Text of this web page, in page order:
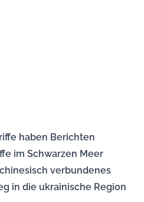
haben Berichten
im Schwarzen Meer
verbundenes
in die ukrainische Region